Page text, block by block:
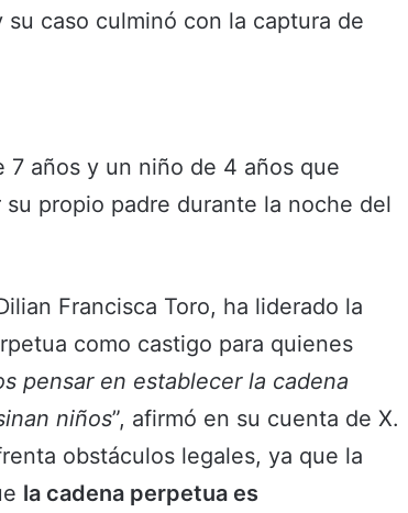
caso culminó con la captura de
7 años y un niño de 4 años que
propio padre durante la noche del
Francisca Toro, ha liderado la
como castigo para quienes
pensar en establecer la cadena
niños”, afirmó en su cuenta de X.
obstáculos legales, ya que la
la cadena perpetua es